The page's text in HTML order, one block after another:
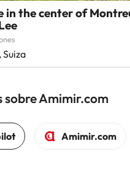
in the center of
sobre Amimir.com
Amimir.com